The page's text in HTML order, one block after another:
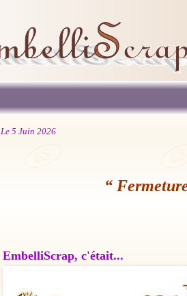
Le 5 Juin 2026
“
EmbelliScrap, c'était...